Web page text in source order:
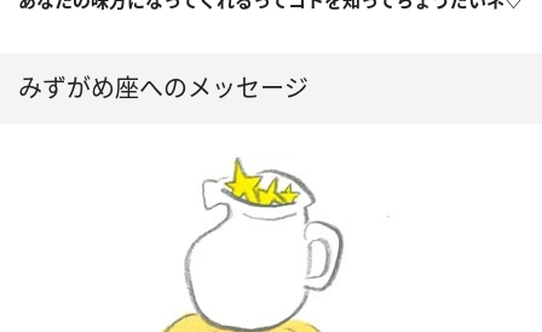
みずがめ座へのメッセージ